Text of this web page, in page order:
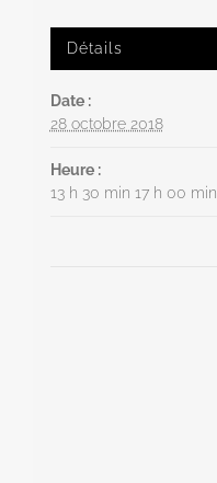
Détails
Date :
28 octobre 2018
Heure :
13 h 30 min 17 h 00 min